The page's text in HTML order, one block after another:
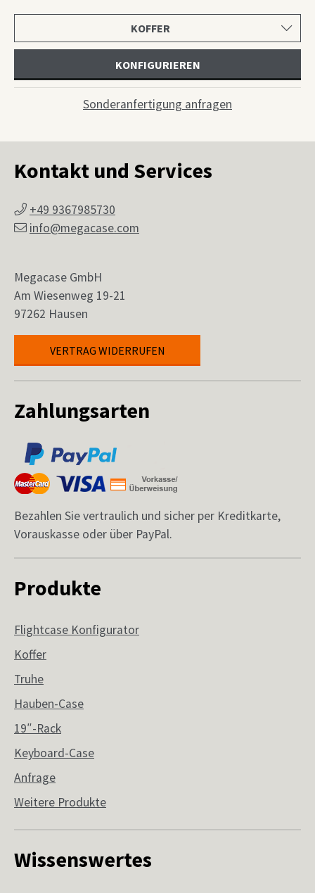
wählen
KONFIGURIEREN
Sonderanfertigung anfragen
Zahlungsarten
Bezahlen Sie vertraulich und sicher per Kreditkarte,
Vorauskasse oder über PayPal.
Produkte
Flightcase Konfigurator
Koffer
Truhe
Hauben-Case
19″-Rack
Keyboard-Case
Anfrage
Weitere Produkte
Wissenswertes
Kontakt und Services
+49 9367985730
info@megacase.com
Megacase GmbH
Am Wiesenweg 19-21
97262 Hausen
VERTRAG WIDERRUFEN